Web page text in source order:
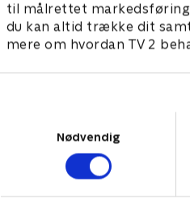
til målrettet markedsføring
du kan altid trække dit
mere om hvordan TV 2
Nødvendig